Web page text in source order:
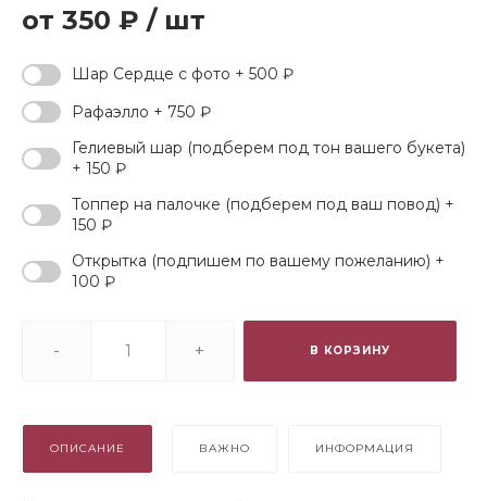
350 ₽ / шт
Шар Сердце с фото + 500 ₽
Рафаэлло + 750 ₽
Гелиевый шар (подберем под тон вашего букета)
+ 150 ₽
Топпер на палочке (подберем под ваш повод) +
150 ₽
Открытка (подпишем по вашему пожеланию) +
100 ₽
- + В КОРЗИНУ
ОПИСАНИЕ ВАЖНО ИНФОРМАЦИЯ